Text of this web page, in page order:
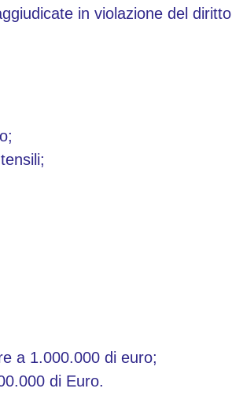
in violazione del diritto
a 1.000.000 di euro;
di Euro.